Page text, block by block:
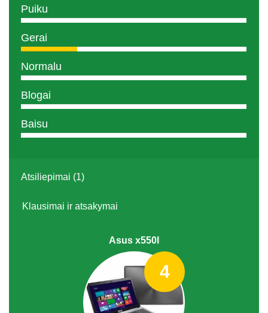
Puiku
Gerai
Normalu
Blogai
Baisu
Atsiliepimai (1)
Klausimai ir atsakymai
Asus x550l
4